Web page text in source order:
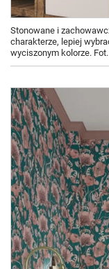
Stonowane i
charakterze, lepiej
wyciszonym kolorze.